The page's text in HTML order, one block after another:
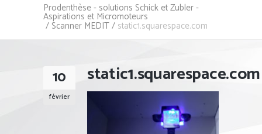
Prodenthèse - solutions Schick et Zubler -
Aspirations et Micromoteurs
/ Scanner MEDIT/ static1.squarespace.com
10
février
static1.squarespace.com